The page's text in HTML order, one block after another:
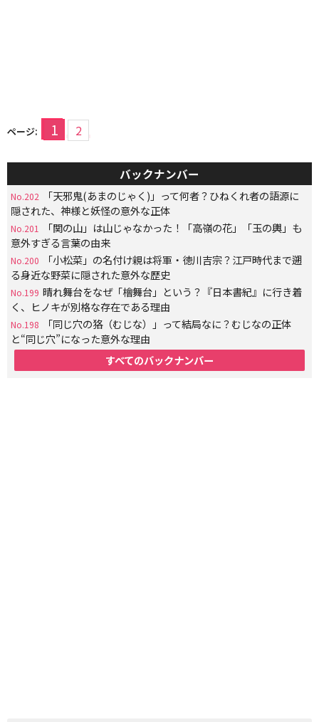
ページ: 1 2
バックナンバー
No.202
「天邪鬼(あまのじゃく)」って何者？ひねくれ者の語源に
隠された、神様と妖怪の意外な正体
No.201
「関の山」は山じゃなかった！「高嶺の花」「玉の輿」も
意外すぎる言葉の由来
No.200
「小松菜」の名付け親は将軍・徳川吉宗？江戸時代まで遡
る身近な野菜に隠された意外な歴史
No.199 晴れ舞台をなぜ「檜舞台」という？『日本書紀』に行き着
く、ヒノキが別格な存在である理由
No.198
「同じ穴の狢（むじな）」って結局なに？むじなの正体
と“同じ穴”になった意外な理由
すべてのバックナンバー